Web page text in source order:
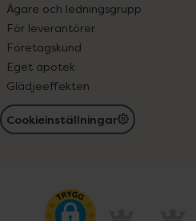
Ägare och ledningsgrupp
För leverantörer
Företagskund
Eget apotek
Glädjeeffekten
Cookieinställningar